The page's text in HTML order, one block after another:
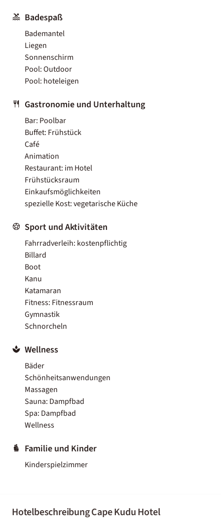
Badespaß
Bademantel
Liegen
Sonnenschirm
Pool: Outdoor
Pool: hoteleigen
Gastronomie und Unterhaltung
Bar: Poolbar
Buffet: Frühstück
Café
Animation
Restaurant: im Hotel
Frühstücksraum
Einkaufsmöglichkeiten
spezielle Kost: vegetarische Küche
Sport und Aktivitäten
Fahrradverleih: kostenpflichtig
Billard
Boot
Kanu
Katamaran
Fitness: Fitnessraum
Gymnastik
Schnorcheln
Wellness
Bäder
Schönheitsanwendungen
Massagen
Sauna: Dampfbad
Spa: Dampfbad
Wellness
Familie und Kinder
Kinderspielzimmer
Hotelbeschreibung Cape Kudu Hotel